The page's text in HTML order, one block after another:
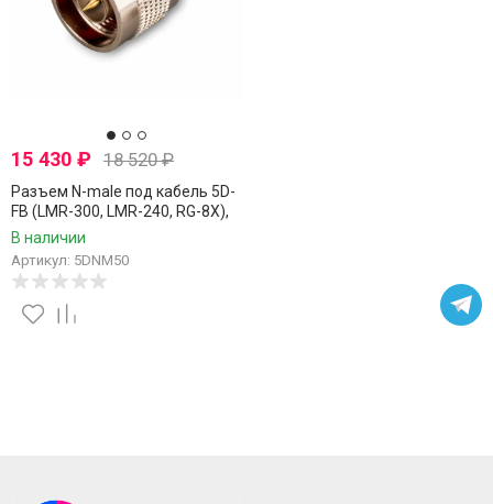
15 430 ₽ 18 520₽
Разъем N-male под кабель 5D-
FB (LMR-300, LMR-240, RG-8X),
обжимной под пайку, 50 шт.
В наличии
Артикул: 5DNM50